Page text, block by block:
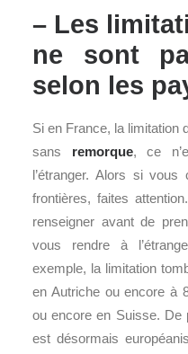
– Les
ne sont
selon les
Si en France, la limitation
sans remorque, ce
l’étranger. Alors si vous
frontières, faites
renseigner avant de
vous rendre à
exemple, la limitation
en Autriche ou encore à
ou encore en Suisse. De
est désormais